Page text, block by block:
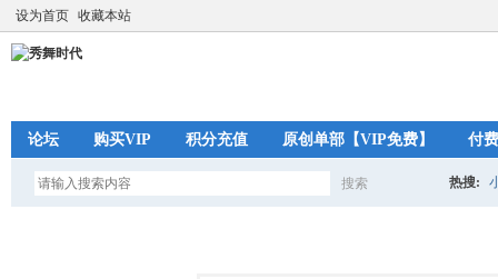
设为首页 收藏本站
论坛 购买VIP 积分充值 原创单部【VIP免费】 付
搜索 热搜: